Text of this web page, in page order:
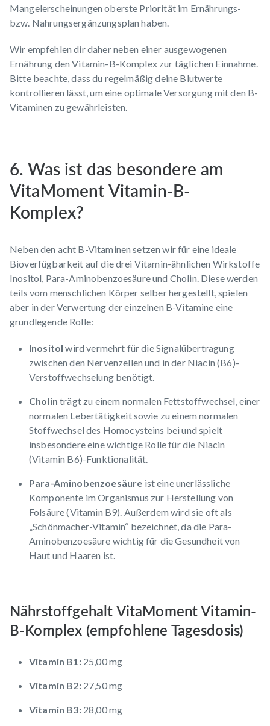
Mangelerscheinungen oberste Priorität im Ernährungs-
bzw. Nahrungsergänzungsplan haben.
Wir empfehlen dir daher neben einer ausgewogenen
Ernährung den Vitamin-B-Komplex zur täglichen Einnahme.
Bitte beachte, dass du regelmäßig deine Blutwerte
kontrollieren lässt, um eine optimale Versorgung mit den B-
Vitaminen zu gewährleisten.
6. Was ist das besondere am
VitaMoment Vitamin-B-
Komplex?
Neben den acht B-Vitaminen setzen wir für eine ideale
Bioverfügbarkeit auf die drei Vitamin-ähnlichen Wirkstoffe
Inositol, Para-Aminobenzoesäure und Cholin. Diese werden
teils vom menschlichen Körper selber hergestellt, spielen
aber in der Verwertung der einzelnen B-Vitamine eine
grundlegende Rolle:
Inositol wird vermehrt für die Signalübertragung
zwischen den Nervenzellen und in der Niacin (B6)-
Verstoffwechselung benötigt.
Cholin trägt zu einem normalen Fettstoffwechsel, einer
normalen Lebertätigkeit sowie zu einem normalen
Stoffwechsel des Homocysteins bei und spielt
insbesondere eine wichtige Rolle für die Niacin
(Vitamin B6)-Funktionalität.
Para-Aminobenzoesäure ist eine unerlässliche
Komponente im Organismus zur Herstellung von
Folsäure (Vitamin B9). Außerdem wird sie oft als
„Schönmacher-Vitamin“ bezeichnet, da die Para-
Aminobenzoesäure wichtig für die Gesundheit von
Haut und Haaren ist.
Nährstoffgehalt VitaMoment Vitamin-
B-Komplex (empfohlene Tagesdosis)
Vitamin B1:25,00 mg
Vitamin B2:27,50 mg
Vitamin B3:28,00 mg